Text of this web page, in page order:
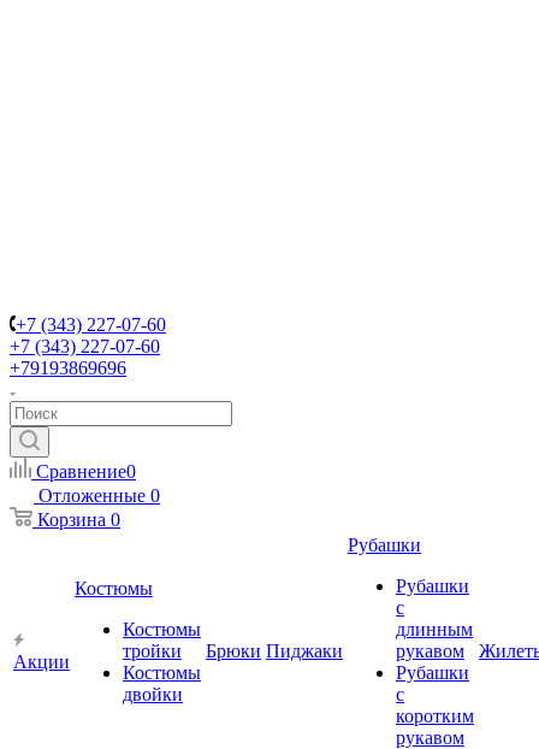
+7 (343) 227-07-60
+7 (343) 227-07-60
+79193869696
Сравнение0
Отложенные 0
Корзина 0
Акции
Костюмы
Костюмы
тройки
Костюмы
двойки
Брюки Пиджаки
Рубашки
Рубашки
с
длинным
рукавом
Рубашки
с
коротким
рукавом